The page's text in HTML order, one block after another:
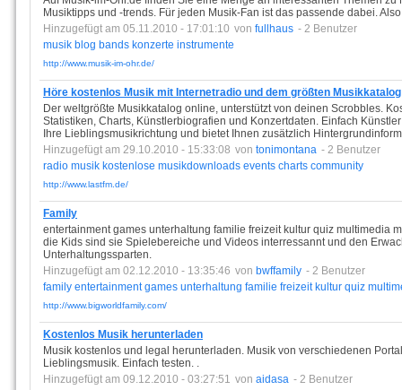
Musiktipps und -trends. Für jeden Musik-Fan ist das passende dabei.
Hinzugefügt am 05.11.2010 - 17:01:10 von fullhaus - 2 Benutzer
musik blog bands konzerte instrumente
http://www.musik-im-ohr.de/
Höre kostenlos Musik mit Internetradio und dem größten
Der weltgrößte Musikkatalog online, unterstützt von deinen Scrobbles.
Statistiken, Charts, Künstlerbiografien und Konzertdaten. Einfach
Ihre Lieblingsmusikrichtung und bietet Ihnen zusätzlich
Hinzugefügt am 29.10.2010 - 15:33:08 von tonimontana - 2 Benutzer
radio musik kostenlose musikdownloads events charts community
http://www.lastfm.de/
Family
entertainment games unterhaltung familie freizeit kultur quiz multimedia
die Kids sind sie Spielebereiche und Videos interressannt und den
Unterhaltungssparten.
Hinzugefügt am 02.12.2010 - 13:35:46 von bwffamily - 2 Benutzer
family entertainment games unterhaltung familie freizeit kultur quiz
http://www.bigworldfamily.com/
Kostenlos Musik herunterladen
Musik kostenlos und legal herunterladen. Musik von verschiedenen
Lieblingsmusik. Einfach testen. .
Hinzugefügt am 09.12.2010 - 03:27:51 von aidasa - 2 Benutzer